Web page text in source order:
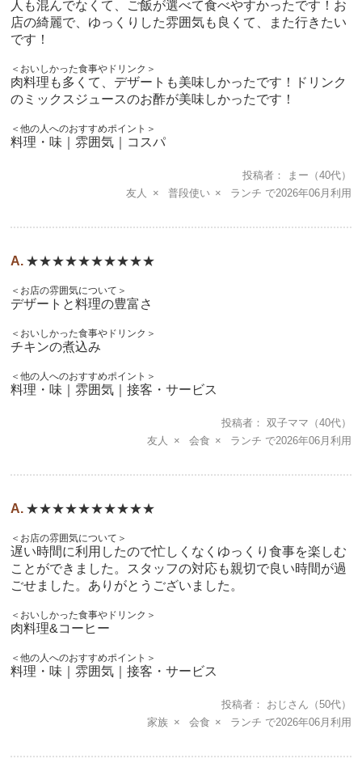
人も混んでなくて、ご飯が選べて食べやすかったです！お
店の綺麗で、ゆっくりした雰囲気も良くて、また行きたい
です！
＜おいしかった食事やドリンク＞
肉料理も多くて、デザートも美味しかったです！ドリンク
のミックスジュースのお酢が美味しかったです！
＜他の人へのおすすめポイント＞
料理・味｜雰囲気｜コスパ
投稿者 まー （40代）
友人
普段使い ランチ 2026年06月
★★★★★★★★★★
＜お店の雰囲気について＞
デザートと料理の豊富さ
＜おいしかった食事やドリンク＞
チキンの煮込み
＜他の人へのおすすめポイント＞
料理・味｜雰囲気｜接客・サービス
投稿者 双子ママ （40代）
友人
会食 ランチ 2026年06月
★★★★★★★★★★
＜お店の雰囲気について＞
遅い時間に利用したので忙しくなくゆっくり食事を楽しむ
ことができました。スタッフの対応も親切で良い時間が過
ごせました。ありがとうございました。
＜おいしかった食事やドリンク＞
肉料理&コーヒー
＜他の人へのおすすめポイント＞
料理・味｜雰囲気｜接客・サービス
投稿者 おじさん （50代）
家族
会食 ランチ 2026年06月